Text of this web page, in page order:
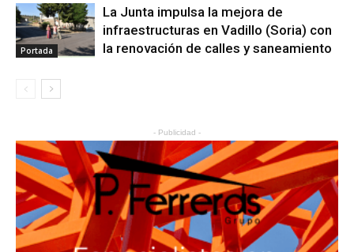
Portada
La Junta impulsa la mejora de
infraestructuras en Vadillo (Soria) con
la renovación de calles y saneamiento
- Publicidad -